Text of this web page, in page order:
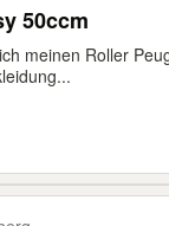
50ccm
meinen Roller